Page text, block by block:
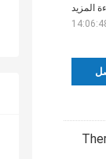
المزيد